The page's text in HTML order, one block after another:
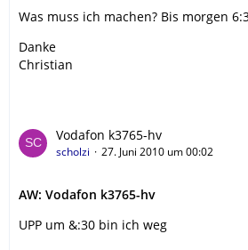
Was muss ich machen? Bis morgen
Danke
Christian
Vodafon k3765-hv
scholzi 27. Juni 2010 um 00:02
AW: Vodafon k3765-hv
UPP um &:30 bin ich weg